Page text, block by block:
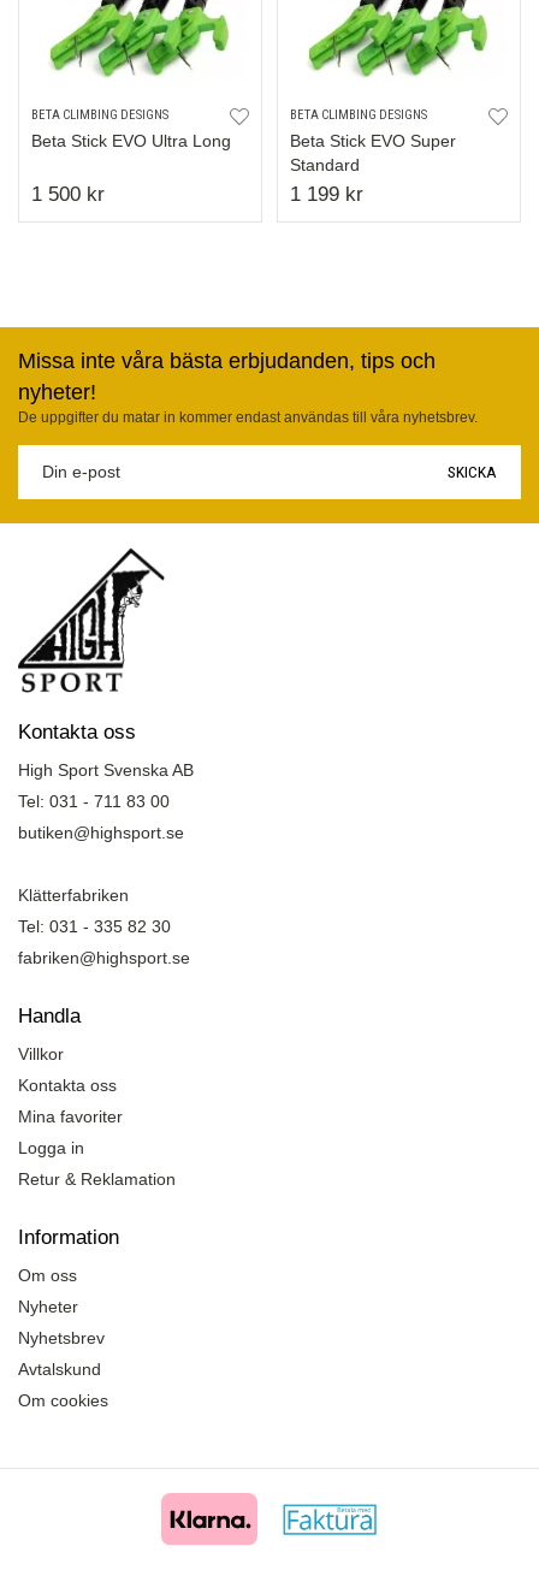
BETA CLIMBING DESIGNS
Beta Stick EVO Ultra Long
1 500 kr
BETA CLIMBING DESIGNS
Beta Stick EVO Super
Standard
1 199 kr
Missa inte våra bästa erbjudanden, tips och
nyheter!
De uppgifter du matar in kommer endast användas till våra nyhetsbrev.
SKICKA
Kontakta oss
High Sport Svenska AB
Tel: 031 - 711 83 00
butiken@highsport.se
Klätterfabriken
Tel: 031 - 335 82 30
fabriken@highsport.se
Handla
Villkor
Kontakta oss
Mina favoriter
Logga in
Retur & Reklamation
Information
Om oss
Nyheter
Nyhetsbrev
Avtalskund
Om cookies